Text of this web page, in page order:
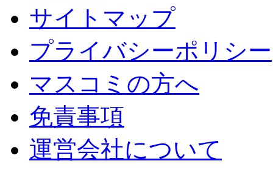
サイトマップ
プライバシーポリシー
マスコミの方へ
免責事項
運営会社について